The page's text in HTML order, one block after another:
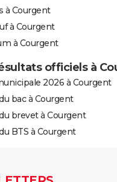
à Courgent
à Courgent
à Courgent
officiels à
2026 à Courgent
bac à Courgent
brevet à Courgent
BTS à Courgent